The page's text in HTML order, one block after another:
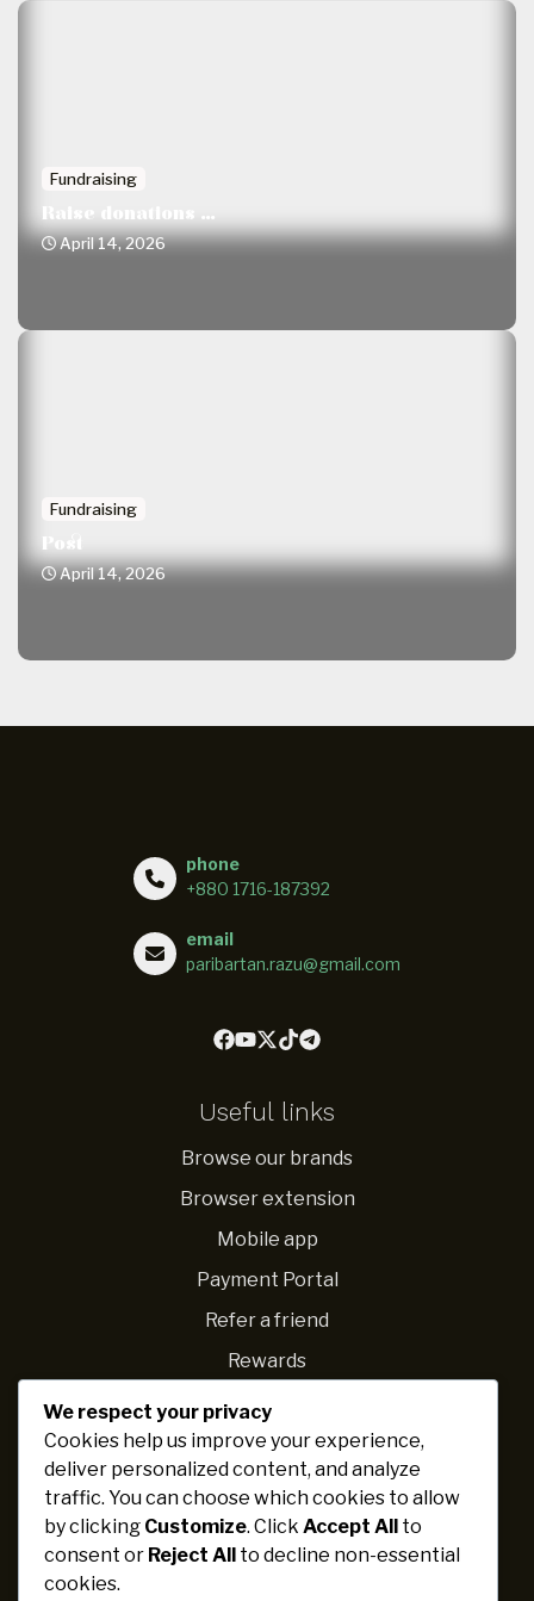
Fundraising
Raise donations ...
April 14, 2026
Fundraising
Post
April 14, 2026
phone
+880 1716-187392
email
paribartan.razu@gmail.com
Useful links
Browse our brands
Browser extension
Mobile app
Payment Portal
Refer a friend
Rewards
Navigations
Fundraising ideas
Personal challenges
We respect your privacy
Cookies help us improve your experience,
deliver personalized content, and analyze
traffic. You can choose which cookies to allow
by clicking Customize. Click Accept All to
consent or Reject All to decline non-essential
cookies.